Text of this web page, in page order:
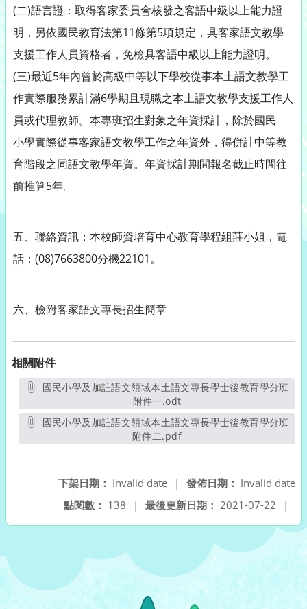
(二)語言證：取得客家委員會核發之客語中級以上能力證
明，另依國民教育法第11條第5項規定，具客家語文教學
支援工作人員資格者，免檢具客語中級以上能力證明。
(三)最近5年內曾於高級中等以下學校從事本土語文教學工
作實際服務累計滿6學期且現職之本土語文教學支援工作人
員或代理教師。本專班招生對象之年資採計，除於國民
小學實際從事客家語文教學工作之年資外，得併計中等教
育階段之同語文教學年資。年資採計期間報名截止時間往
前推算5年。
五、聯絡資訊：本校師資培育中心教育學程組莊小姐，電
話：(08)7663800分機22101。
六、檢附客家語文專長招生簡章
相關附件
附件一.odt
附件二.pdf另開新視窗
發佈日期： Invalid date
下架日期： Invalid date
|
最後更新日期： 2021-07-22 |
點閱數： 138 |